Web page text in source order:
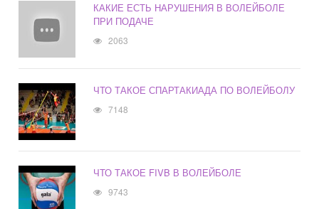
КАКИЕ ЕСТЬ НАРУШЕНИЯ В ВОЛЕЙБОЛЕ
ПРИ ПОДАЧЕ
2063
ЧТО ТАКОЕ СПАРТАКИАДА ПО ВОЛЕЙБОЛУ
7148
ЧТО ТАКОЕ FIVB В ВОЛЕЙБОЛЕ
9743